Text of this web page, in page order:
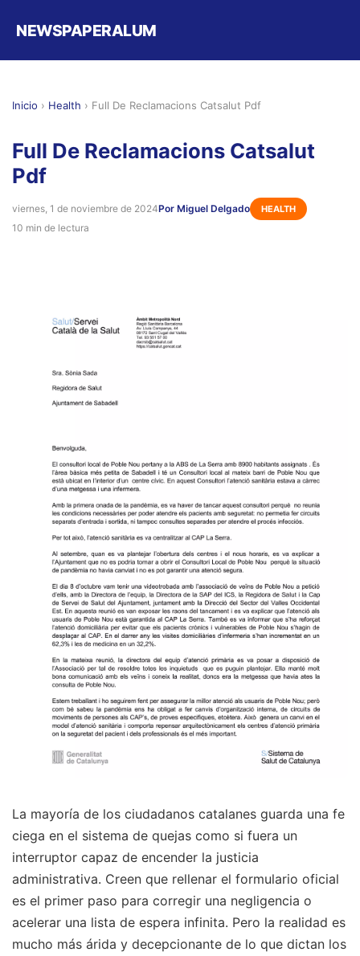
NEWSPAPERALUM
Inicio › Health › Full De Reclamacions Catsalut Pdf
Full De Reclamacions Catsalut
Pdf
viernes, 1 de noviembre de 2024Por Miguel Delgado HEALTH
10 min de lectura
La mayoría de los ciudadanos catalanes guarda una fe
ciega en el sistema de quejas como si fuera un
interruptor capaz de encender la justicia
administrativa. Creen que rellenar el formulario oficial
es el primer paso para corregir una negligencia o
acelerar una lista de espera infinita. Pero la realidad es
mucho más árida y decepcionante de lo que dictan los